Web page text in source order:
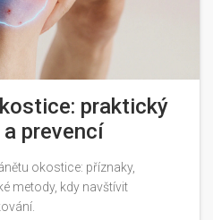
praktický
prevencí
okostice: příznaky,
metody, kdy navštívit